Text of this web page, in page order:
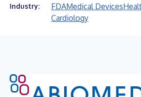
Industry: FDAMedical Devices
Cardiology